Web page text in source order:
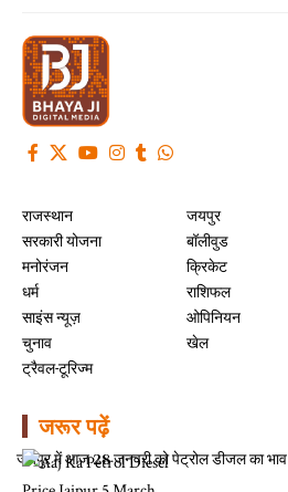
राजस्थान
सरकारी योजना
मनोरंजन
धर्म
साइंस न्यूज़
चुनाव
ट्रैवल-टूरिज्म
जयपुर
बॉलीवुड
क्रिकेट
राशिफल
ओपिनियन
खेल
जरूर पढ़ें
जयपुर में आज 28 जनवरी को पेट्रोल डीजल का भाव